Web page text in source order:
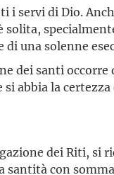
i servi di Dio.
una solenne
dei santi
abbia la certezza
dei Riti, si
con